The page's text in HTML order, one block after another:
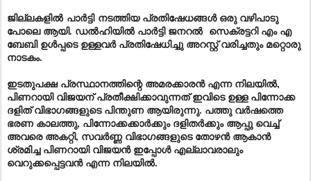
ജില്ലകളിൽ പാർട്ടി നടത്തിയ പ്രതിഷേധങ്ങൾ ഒരു വഴിപാടു
പോലെ ആയി. ഡൽഹിയിൽ പാർട്ടി ജനറൽ സെക്രട്ടറി എം എ
ബേബി ഉൾപ്പടെ ഉള്ളവർ പ്രതിഷേധിച്ചു അറസ്റ്റ് വരിച്ചതും മറ്റൊരു
നാടകം.
ഇടതുപക്ഷ പ്രസ്ഥാനത്തിന്റെ അമരക്കാരൻ എന്ന നിലയിൽ,
പിണറായി വിജയന് പ്രതീക്ഷിക്കാവുന്നത് ഇവിടെ ഉള്ള പിന്നോക്ക
ദളിത് വിഭാഗങ്ങളുടെ പിന്തുണ ആയിരുന്നു. പത്തു വർഷത്തെ
ഭരണ കാലത്തു, പിന്നോക്കക്കാർക്കും ദളിതർക്കും ആപ്പു വെച്ച്
അവരെ അകറ്റി, സവർണ്ണ വിഭാഗങ്ങളുടെ തോഴൻ ആകാൻ
ശ്രമിച്ച പിണറായി വിജയൻ ഇപ്പോൾ എല്ലാവരാലും
വെറുക്കപ്പെട്ടവൻ എന്ന നിലയിൽ.